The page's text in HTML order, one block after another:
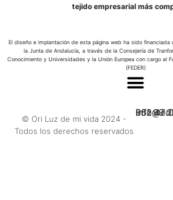
tejido empresarial más
El diseño e implantación de esta página web ha sido
la Junta de Andalucía, a través de la Consejería de
Conocimiento y Universidades y la Unión Europea con cargo al
(FEDER)
© Ori Luz de mi vida 2024 -
Todos los derechos reservados
662 47
951 99